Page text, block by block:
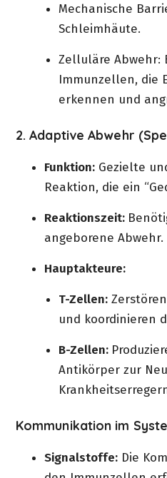
Mechanische
Schleimhäute.
Zelluläre Abwehr:
Immunzellen, die
erkennen und
2. Adaptive Abwehr
Funktion:Gezielte
Reaktion, die ein
Reaktionszeit:
angeborene Abwehr.
Hauptakteure:
T-Zellen:
und koordinieren
B-Zellen:
Antikörper zur
Kommunikation im
Signalstoffe:Die